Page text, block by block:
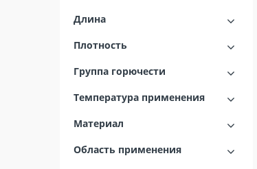
Длина
Плотность
Группа горючести
Температура применения
Материал
Область применения